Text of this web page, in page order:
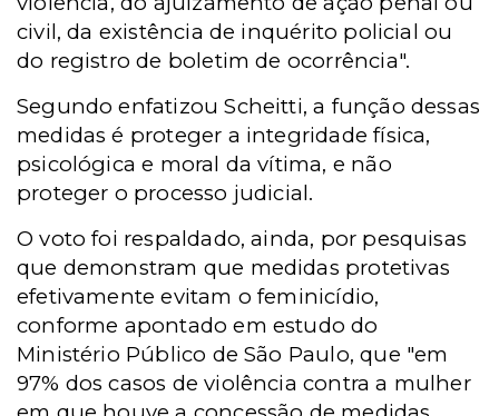
civil, da existência de inquérito policial ou
do registro de boletim de ocorrência".
Segundo enfatizou Scheitti, a função dessas
medidas é proteger a integridade física,
psicológica e moral da vítima, e não
proteger o processo judicial.
O voto foi respaldado, ainda, por pesquisas
que demonstram que medidas protetivas
efetivamente evitam o feminicídio,
conforme apontado em estudo do
Ministério Público de São Paulo, que "em
97% dos casos de violência contra a mulher